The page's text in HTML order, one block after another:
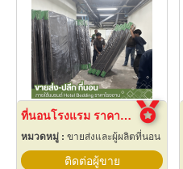
ที่นอนโรงแรม ราคาโรงงาน
หมวดหมู่ : ขายส่งและผู้ผลิตที่นอน
ติดต่อผู้ขาย